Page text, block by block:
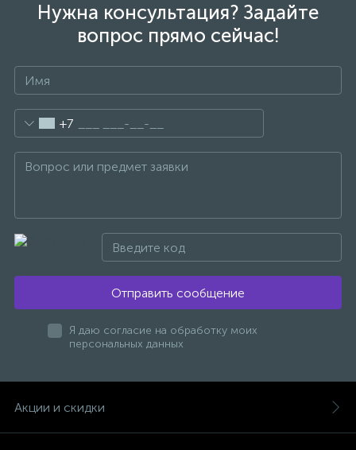
Нужна консультация? Задайте
вопрос прямо сейчас!
+7
Отправить сообщение
Я даю согласие на обработку моих
персональных данных
Акции и скидки